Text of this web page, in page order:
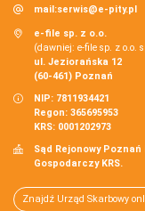
mail:serwis@e-pity.pl
e-file sp. z o.o.
(dawniej: e-file sp. z o.o.
ul. Jeziorańska 12
(60-461) Poznań
NIP: 7811934421
Regon: 365695953
KRS: 0001202973
Sąd Rejonowy Poznań
Gospodarczy KRS.
Znajdź Urząd Skarbowy